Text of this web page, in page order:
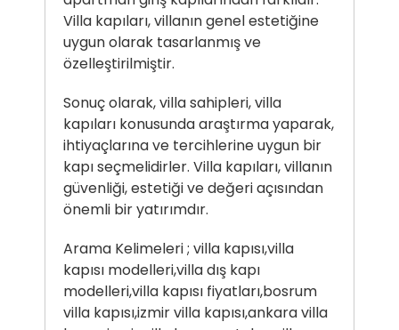
Villa kapıları, villanın genel estetiğine
uygun olarak tasarlanmış ve
özelleştirilmiştir.
Sonuç olarak, villa sahipleri, villa
kapıları konusunda araştırma yaparak,
ihtiyaçlarına ve tercihlerine uygun bir
kapı seçmelidirler. Villa kapıları, villanın
güvenliği, estetiği ve değeri açısından
önemli bir yatırımdır.
Arama Kelimeleri ; villa kapısı,villa
kapısı modelleri,villa dış kapı
modelleri,villa kapısı fiyatları,bosrum
villa kapısı,izmir villa kapısı,ankara villa